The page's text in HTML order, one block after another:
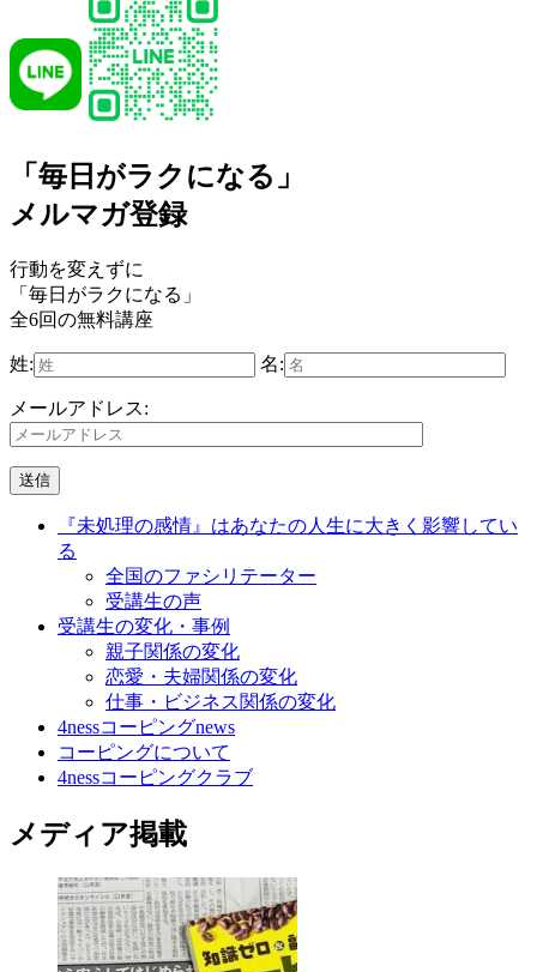
「毎日がラクになる」
メルマガ登録
行動を変えずに
「毎日がラクになる」
全6回の無料講座
姓: 名:
メールアドレス:
『未処理の感情』はあなたの人生に大きく影響してい
る
全国のファシリテーター
受講生の声
受講生の変化・事例
親子関係の変化
恋愛・夫婦関係の変化
仕事・ビジネス関係の変化
4nessコーピングnews
コーピングについて
4nessコーピングクラブ
メディア掲載